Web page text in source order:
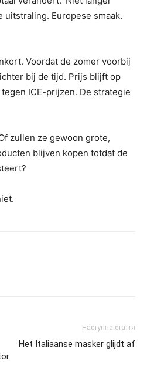
uitstraling. Europese smaak.
Voordat de zomer voorbij
bij de tijd. Prijs blijft op
ICE-prijzen. De strategie
zullen ze gewoon grote,
blijven kopen totdat de
Наступна стаття
Het Italiaanse masker glijdt af